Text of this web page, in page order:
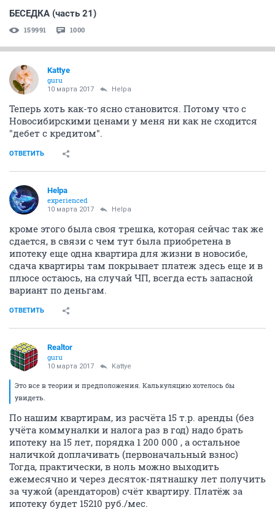
БЕСЕДКА (часть 21)
159991 1000
Kattye
guru
10 марта 2017 Helpa
Теперь хоть как-то ясно становится. Потому что с
Новосибирскими ценами у меня ни как не сходится
"дебет с кредитом".
ОТВЕТИТЬ
Helpa
experienced
10 марта 2017 Helpa
кроме этого была своя трешка, которая сейчас так же
сдается, в связи с чем тут была приобретена в
ипотеку еще одна квартира для жизни в новосибе,
сдача квартиры там покрывает платеж здесь еще и в
плюсе остаюсь, на случай ЧП, всегда есть запасной
вариант по деньгам.
ОТВЕТИТЬ
Realtor
guru
10 марта 2017 Kattye
Это все в теории и предположения. Калькуляцию хотелось бы
увидеть.
По нашим квартирам, из расчёта 15 т.р. аренды (без
учёта коммуналки и налога раз в год) надо брать
ипотеку на 15 лет, порядка 1 200 000 , а остальное
наличкой доплачивать (первоначальный взнос)
Тогда, практически, в ноль можно выходить
ежемесячно и через десяток-пятнашку лет получить
за чужой (арендаторов) счёт квартиру. Платёж за
ипотеку будет 15210 руб./мес.